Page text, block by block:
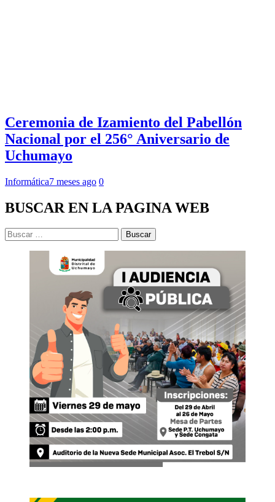
Ceremonia de Izamiento del Pabellón
Nacional por el 256° Aniversario de
Uchumayo
Informática7 meses ago 0
BUSCAR EN LA PAGINA WEB
Buscar: